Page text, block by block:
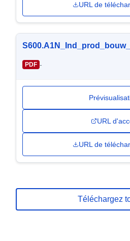
URL de
PDF -
URL
URL de
Téléchargez